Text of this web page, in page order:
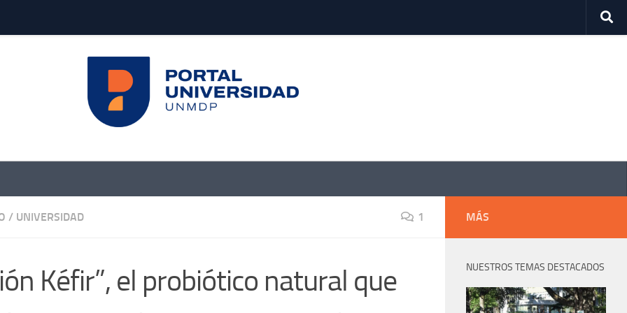
/ UNIVERSIDAD 1
Kéfir”, el probiótico natural que
MÁS
NUESTROS TEMAS DESTACADOS